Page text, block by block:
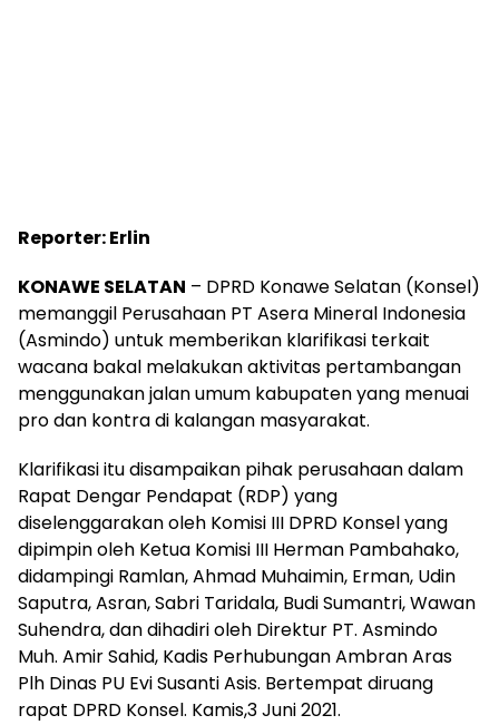
Reporter: Erlin
KONAWE SELATAN – DPRD Konawe Selatan (Konsel)
memanggil Perusahaan PT Asera Mineral Indonesia
(Asmindo) untuk memberikan klarifikasi terkait
wacana bakal melakukan aktivitas pertambangan
menggunakan jalan umum kabupaten yang menuai
pro dan kontra di kalangan masyarakat.
Klarifikasi itu disampaikan pihak perusahaan dalam
Rapat Dengar Pendapat (RDP) yang
diselenggarakan oleh Komisi III DPRD Konsel yang
dipimpin oleh Ketua Komisi III Herman Pambahako,
didampingi Ramlan, Ahmad Muhaimin, Erman, Udin
Saputra, Asran, Sabri Taridala, Budi Sumantri, Wawan
Suhendra, dan dihadiri oleh Direktur PT. Asmindo
Muh. Amir Sahid, Kadis Perhubungan Ambran Aras
Plh Dinas PU Evi Susanti Asis. Bertempat diruang
rapat DPRD Konsel. Kamis,3 Juni 2021.